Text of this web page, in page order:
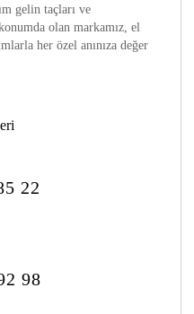
gelin taçları ve
olan markamız, el
her özel anınıza değer
22
98